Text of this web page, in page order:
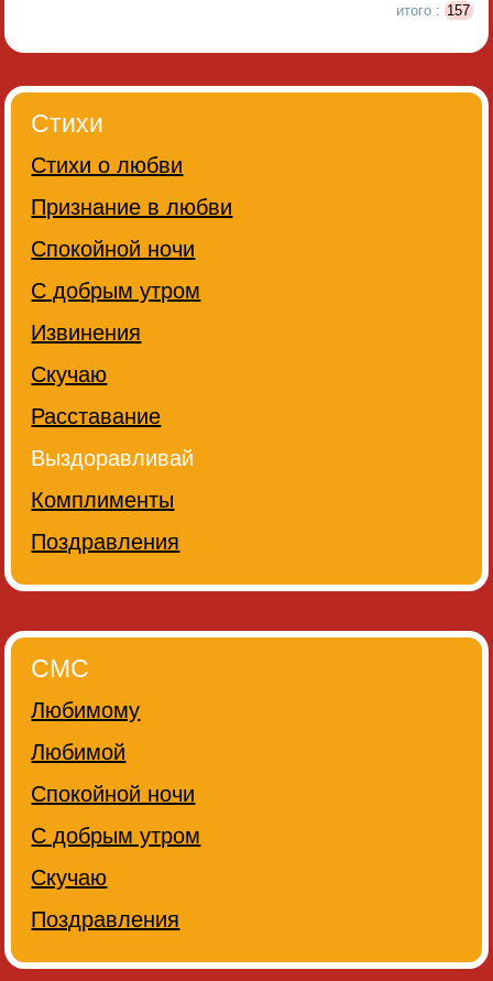
итого : 157
Стихи
Стихи о любви
Признание в любви
Спокойной ночи
С добрым утром
Извинения
Скучаю
Расставание
Выздоравливай
Комплименты
Поздравления
СМС
Любимому
Любимой
Спокойной ночи
С добрым утром
Скучаю
Поздравления